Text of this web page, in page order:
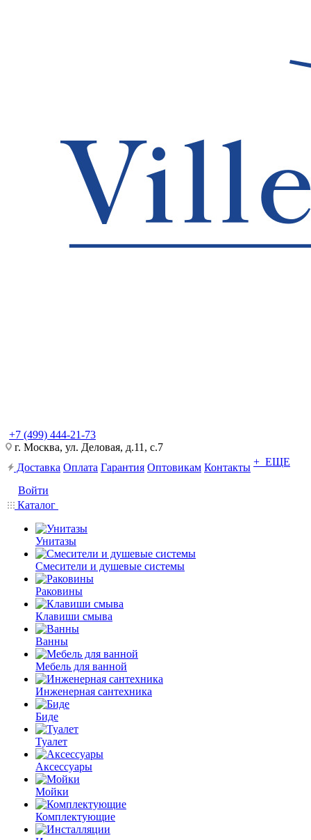
+7 (499) 444-21-73
г. Москва, ул. Деловая, д.11, с.7
Доставка Оплата Гарантия Оптовикам Контакты + ЕЩЕ
Войти
Каталог
Унитазы
Смесители и душевые системы
Раковины
Клавиши смыва
Ванны
Мебель для ванной
Инженерная сантехника
Биде
Туалет
Аксессуары
Мойки
Комплектующие